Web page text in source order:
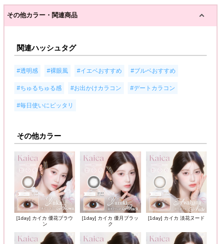
その他カラー・関連商品
関連ハッシュタグ
#透明感 #裸眼風 #イエベおすすめ #ブルベおすすめ
#ちゅるちゅる感 #お出かけカラコン #デートカラコン
#毎日使いにピッタリ
その他カラー
[1day] カイカ 優花ブラウ
ン
[1day] カイカ 優月ブラッ
ク
[1day] カイカ 淡花ヌード